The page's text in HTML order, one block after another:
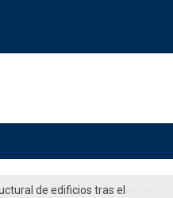
plan nacional para fortalecer la